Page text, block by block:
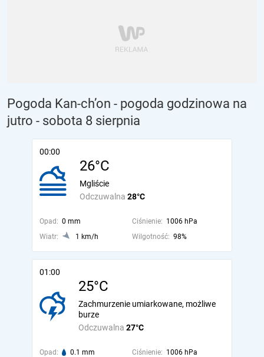
Pogoda Kan-ch’on - pogoda godzinowa na
jutro - sobota 8 sierpnia
00:00
26°C
Odczuwalna 28°C
Mgliście
Opad: 0 mm Ciśnienie: 1006 hPa
Wiatr:
1 km/h Wilgotność: 98%
01:00
25°C
Odczuwalna 27°C
Zachmurzenie umiarkowane, możliwe
burze
Opad: 0.1 mm Ciśnienie: 1006 hPa